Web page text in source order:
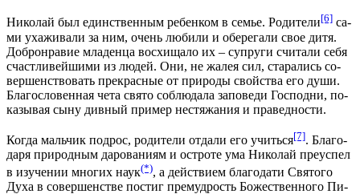
Ни­ко­лай был един­ствен­ным ре­бен­ком в се­мье. Ро­ди­те­ли[6] са­
ми уха­жи­ва­ли за ним, очень лю­би­ли и обе­ре­га­ли свое ди­тя.
Доб­ро­нра­вие мла­ден­ца вос­хи­ща­ло их – су­пру­ги счи­та­ли се­бя
счаст­ли­вей­ши­ми из лю­дей. Они, не жа­лея сил, ста­ра­лись со­
вер­шен­ство­вать пре­крас­ные от при­ро­ды свой­ства его ду­ши.
Бла­го­сло­вен­ная че­та свя­то со­блю­да­ла за­по­ве­ди Гос­под­ни, по­
ка­зы­вая сы­ну див­ный при­мер нес­тя­жа­ния и пра­вед­но­сти.
Ко­гда маль­чик под­рос, ро­ди­те­ли от­да­ли его учить­ся[7]. Бла­го­
да­ря при­род­ным да­ро­ва­ни­ям и остро­те ума Ни­ко­лай пре­успел
в изу­че­нии мно­гих на­ук(*), а дей­стви­ем бла­го­да­ти Свя­то­го
Ду­ха в со­вер­шен­стве по­стиг пре­муд­рость Бо­же­ствен­но­го Пи­